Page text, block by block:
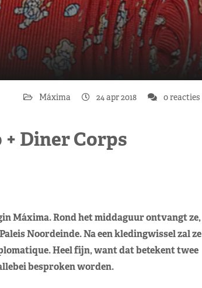
Máxima 24 apr 2018 0 reacties
Diner Corps
Máxima. Rond het middaguur ontvangt ze,
Noordeinde. Na een kledingwissel zal ze
Heel fijn, want dat betekent twee
besproken worden.